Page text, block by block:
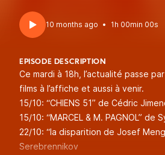
10 months ago • 1h 00min 00s
EPISODE DESCRIPTION
Ce mardi à 18h, l’actualité passe
films à l’affiche et aussi à venir.
15/10: “CHIENS 51” de Cédric
15/10: “MARCEL & M. PAGNOL” de
22/10: “la disparition de Josef
Serebrennikov